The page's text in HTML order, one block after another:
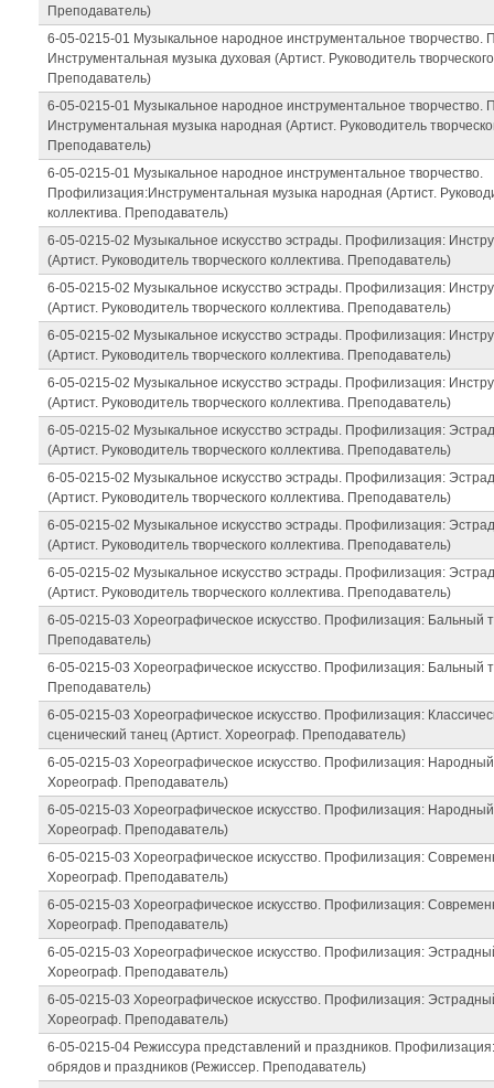
Преподаватель)
6-05-0215-01 Музыкальное народное инструментальное творчество.
Инструментальная музыка духовая (Артист. Руководитель
Преподаватель)
6-05-0215-01 Музыкальное народное инструментальное творчество.
Инструментальная музыка народная (Артист. Руководитель
Преподаватель)
6-05-0215-01 Музыкальное народное инструментальное творчество.
Профилизация:Инструментальная музыка народная (Артист.
коллектива. Преподаватель)
6-05-0215-02 Музыкальное искусство эстрады. Профилизация:
(Артист. Руководитель творческого коллектива. Преподаватель)
6-05-0215-02 Музыкальное искусство эстрады. Профилизация:
(Артист. Руководитель творческого коллектива. Преподаватель)
6-05-0215-02 Музыкальное искусство эстрады. Профилизация:
(Артист. Руководитель творческого коллектива. Преподаватель)
6-05-0215-02 Музыкальное искусство эстрады. Профилизация:
(Артист. Руководитель творческого коллектива. Преподаватель)
6-05-0215-02 Музыкальное искусство эстрады. Профилизация:
(Артист. Руководитель творческого коллектива. Преподаватель)
6-05-0215-02 Музыкальное искусство эстрады. Профилизация:
(Артист. Руководитель творческого коллектива. Преподаватель)
6-05-0215-02 Музыкальное искусство эстрады. Профилизация:
(Артист. Руководитель творческого коллектива. Преподаватель)
6-05-0215-02 Музыкальное искусство эстрады. Профилизация:
(Артист. Руководитель творческого коллектива. Преподаватель)
6-05-0215-03 Хореографическое искусство. Профилизация: Бальный
Преподаватель)
6-05-0215-03 Хореографическое искусство. Профилизация: Бальный
Преподаватель)
6-05-0215-03 Хореографическое искусство. Профилизация:
сценический танец (Артист. Хореограф. Преподаватель)
6-05-0215-03 Хореографическое искусство. Профилизация:
Хореограф. Преподаватель)
6-05-0215-03 Хореографическое искусство. Профилизация:
Хореограф. Преподаватель)
6-05-0215-03 Хореографическое искусство. Профилизация:
Хореограф. Преподаватель)
6-05-0215-03 Хореографическое искусство. Профилизация:
Хореограф. Преподаватель)
6-05-0215-03 Хореографическое искусство. Профилизация:
Хореограф. Преподаватель)
6-05-0215-03 Хореографическое искусство. Профилизация:
Хореограф. Преподаватель)
6-05-0215-04 Режиссура представлений и праздников.
обрядов и праздников (Режиссер. Преподаватель)